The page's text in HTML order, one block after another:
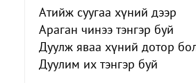
Атийж суугаа хүний дээр
Араган чинээ тэнгэр буй
Дуулж яваа хүний дотор
Дуулим их тэнгэр буй